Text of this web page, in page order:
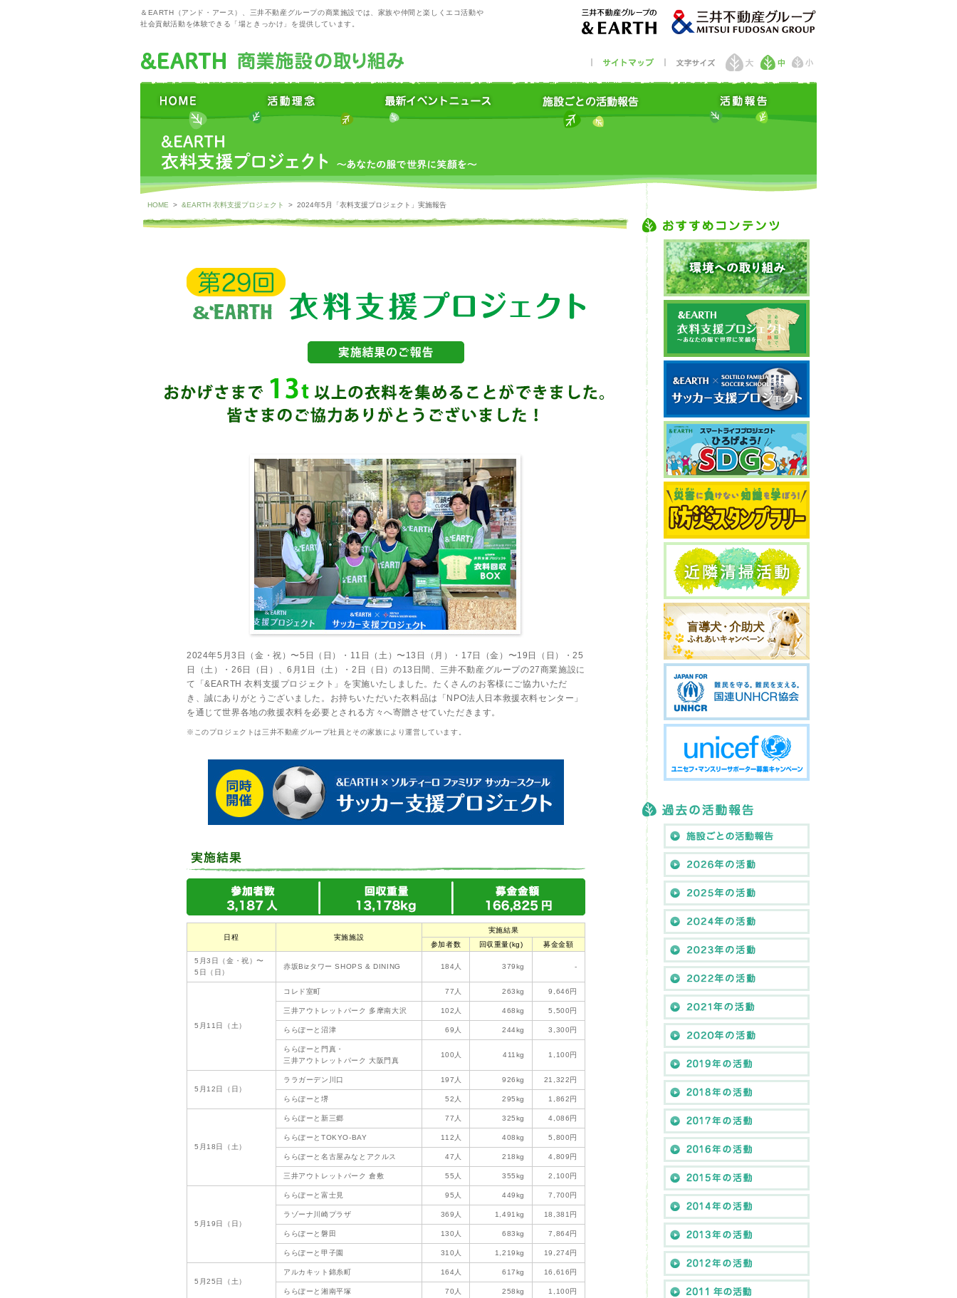
＆EARTH（アンド・アース）、三井不動産グループの商業施設では、家族や仲間と楽しくエコ活動や
社会貢献活動を体験できる「場ときっかけ」を提供しています。
HOME > &EARTH 衣料支援プロジェクト > 2024年5月「衣料支援プロジェクト」実施報告
2024年5月3日（金・祝）〜5日（日）・11日（土）〜13日（月）・17日（金）〜19日（日）・25
日（土）・26日（日）、6月1日（土）・2日（日）の13日間、三井不動産グループの27商業施設に
て「&EARTH 衣料支援プロジェクト」を実施いたしました。たくさんのお客様にご協力いただ
き、誠にありがとうございました。お持ちいただいた衣料品は「NPO法人日本救援衣料センター」
を通じて世界各地の救援衣料を必要とされる方々へ寄贈させていただきます。
※このプロジェクトは三井不動産グループ社員とその家族により運営しています。
日程 実施施設
実施結果
参加者数
回収重量(kg) 募金金額
5月3日（金・祝）〜
5日（日）
赤坂Bizタワー SHOPS & DINING 184人 379kg -
5月11日（土）
コレド室町 77人 263kg 9,646円
三井アウトレットパーク 多摩南大沢 102人 468kg 5,500円
ららぽーと沼津 69人 244kg 3,300円
ららぽーと門真・
三井アウトレットパーク 大阪門真
100人 411kg 1,100円
5月12日（日）
ララガーデン川口 197人 926kg 21,322円
ららぽーと堺 52人 295kg 1,862円
5月18日（土）
ららぽーと新三郷 77人 325kg 4,086円
ららぽーとTOKYO-BAY 112人 408kg 5,800円
ららぽーと名古屋みなとアクルス 47人 218kg 4,809円
三井アウトレットパーク 倉敷 55人 355kg 2,100円
5月19日（日）
ららぽーと富士見 95人 449kg 7,700円
ラゾーナ川崎プラザ 369人 1,491kg 18,381円
ららぽーと磐田 130人 683kg 7,864円
ららぽーと甲子園 310人 1,219kg 19,274円
5月25日（土）
アルカキット錦糸町 164人 617kg 16,616円
ららぽーと湘南平塚 70人 258kg 1,100円